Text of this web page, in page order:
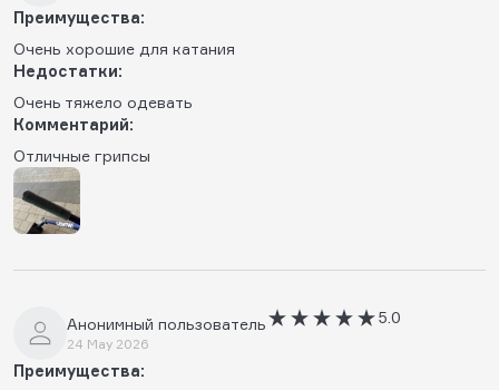
Преимущества:
Очень хорошие для катания
Недостатки:
Очень тяжело одевать
Комментарий:
Отличные грипсы
Анонимный пользователь
24 May 2026
5.0
Преимущества: